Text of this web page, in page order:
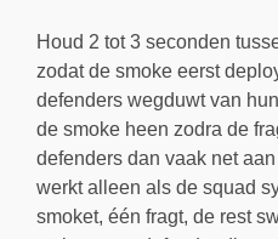
Houd 2 tot 3 seconden
zodat de smoke eerst
defenders wegduwt van
de smoke heen zodra de
defenders dan vaak net
werkt alleen als de squad
smoket, één fragt, de rest